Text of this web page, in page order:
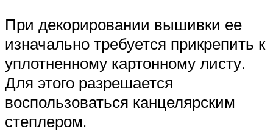
При декорировании вышивки ее
изначально требуется прикрепить к
уплотненному картонному листу.
Для этого разрешается
воспользоваться канцелярским
степлером.